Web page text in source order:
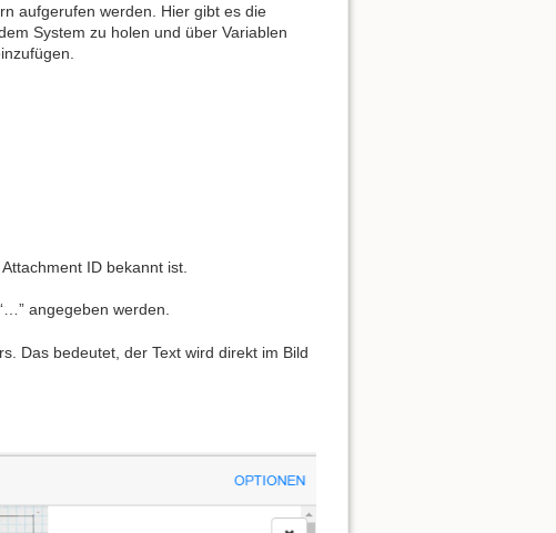
aufgerufen werden. Hier gibt es die
System zu holen und über Variablen
ID bekannt ist.
angegeben werden.
Das bedeutet, der Text wird direkt im Bild